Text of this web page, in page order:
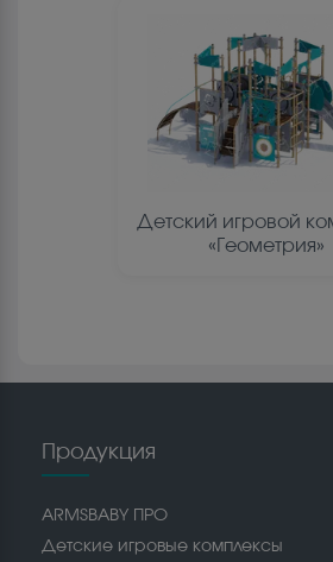
Детский игровой
«Геометрия»
Продукция
ARMSBABY ПРО
Детские игровые комплексы